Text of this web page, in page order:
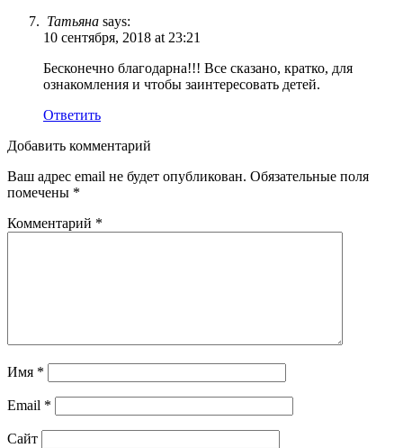
Татьяна says:
10 сентября, 2018 at 23:21
Бесконечно благодарна!!! Все сказано, кратко, для
ознакомления и чтобы заинтересовать детей.
Ответить
Добавить комментарий
Ваш адрес email не будет опубликован. Обязательные поля
помечены *
Комментарий *
Имя *
Email *
Сайт